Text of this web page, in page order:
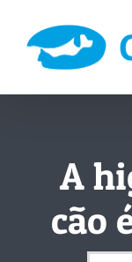
content
A
cão